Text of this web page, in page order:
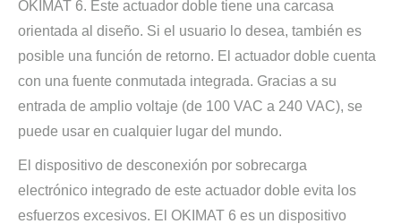
OKIMAT 6. Este actuador doble tiene una carcasa
orientada al diseño. Si el usuario lo desea, también es
posible una función de retorno. El actuador doble cuenta
con una fuente conmutada integrada. Gracias a su
entrada de amplio voltaje (de 100 VAC a 240 VAC), se
puede usar en cualquier lugar del mundo.
El dispositivo de desconexión por sobrecarga
electrónico integrado de este actuador doble evita los
esfuerzos excesivos. El OKIMAT 6 es un dispositivo